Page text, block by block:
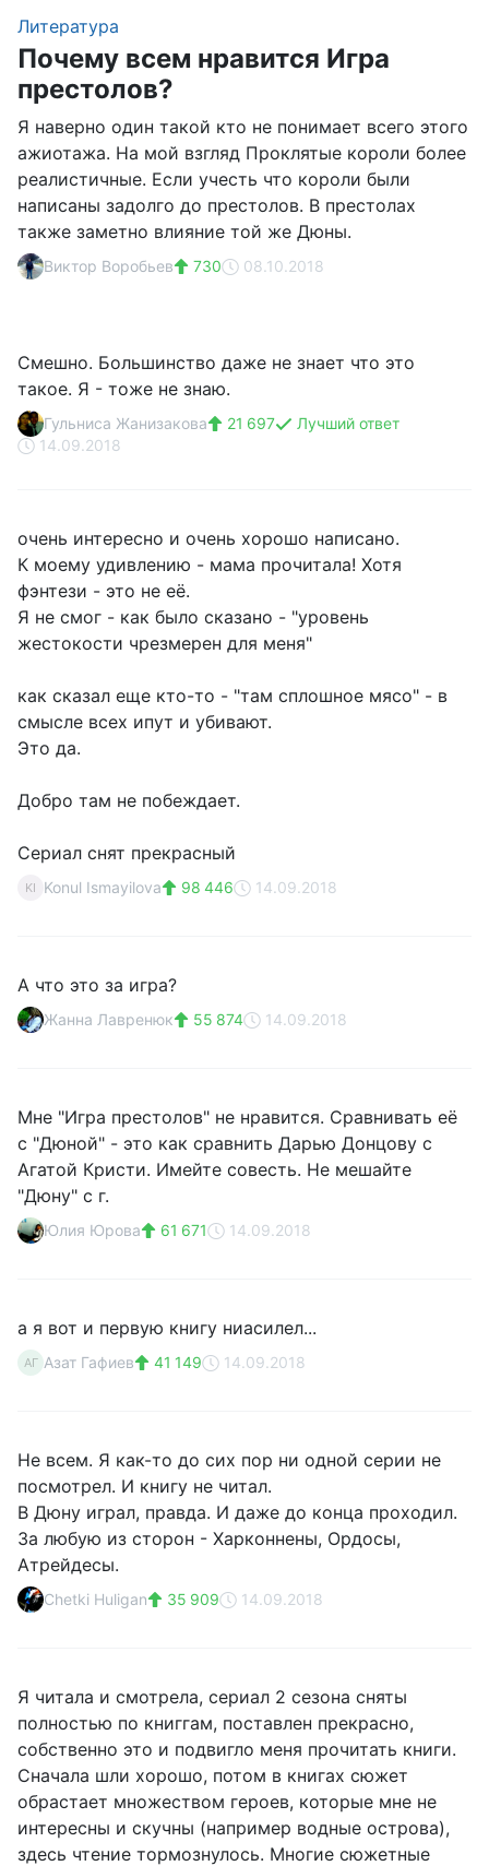
Литература
Почему всем нравится Игра
престолов?
Я наверно один такой кто не понимает всего этого
ажиотажа. На мой взгляд Проклятые короли более
реалистичные. Если учесть что короли были
написаны задолго до престолов. В престолах
также заметно влияние той же Дюны.
Виктор Воробьев 730 08.10.2018
Смешно. Большинство даже не знает что это
такое. Я - тоже не знаю.
Гульниса Жанизакова 21 697
Лучший ответ
14.09.2018
очень интересно и очень хорошо написано.
К моему удивлению - мама прочитала! Хотя
фэнтези - это не её.
Я не смог - как было сказано - "уровень
жестокости чрезмерен для меня"
как сказал еще кто-то - "там сплошное мясо" - в
смысле всех ипут и убивают.
Это да.
Добро там не побеждает.
Сериал снят прекрасный
KI Konul Ismayilova 98 446 14.09.2018
А что это за игра?
Жанна Лавренюк 55 874 14.09.2018
Мне "Игра престолов" не нравится. Сравнивать её
с "Дюной" - это как сравнить Дарью Донцову с
Агатой Кристи. Имейте совесть. Не мешайте
"Дюну" с г.
Юлия Юрова 61 671 14.09.2018
а я вот и первую книгу ниасилел...
АГ Азат Гафиев 41 149 14.09.2018
Не всем. Я как-то до сих пор ни одной серии не
посмотрел. И книгу не читал.
В Дюну играл, правда. И даже до конца проходил.
За любую из сторон - Харконнены, Ордосы,
Атрейдесы.
Chetki Huligan 35 909 14.09.2018
Я читала и смотрела, сериал 2 сезона сняты
полностью по книггам, поставлен прекрасно,
собственно это и подвигло меня прочитать книги.
Сначала шли хорошо, потом в книгах сюжет
обрастает множеством героев, которые мне не
интересны и скучны (например водные острова),
здесь чтение тормознулось. Многие сюжетные